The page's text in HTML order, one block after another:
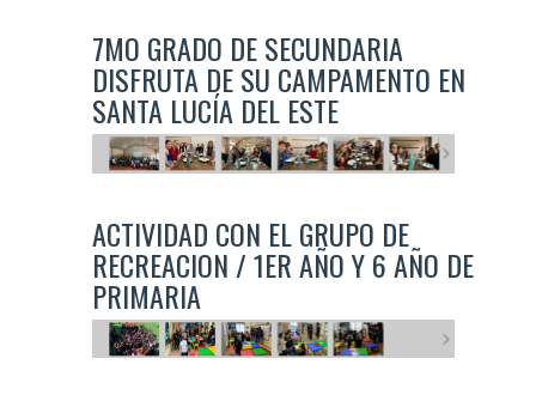
7MO GRADO DE SECUNDARIA
DISFRUTA DE SU CAMPAMENTO EN
SANTA LUCÍA DEL ESTE
ACTIVIDAD CON EL GRUPO DE
RECREACION / 1ER AÑO Y 6 AÑO DE
PRIMARIA